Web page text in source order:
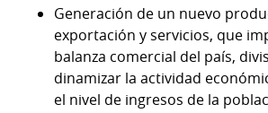
Generación de un nuevo
exportación y servicios, que
balanza comercial del país,
dinamizar la actividad
el nivel de ingresos de la